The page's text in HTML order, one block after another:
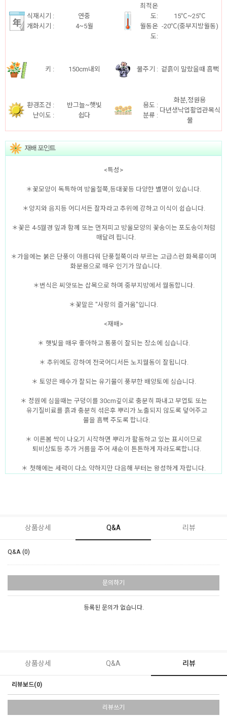
식재시기 :
개화시기 :
연중
4~5월
최적온
도:
월동온
도:
15℃~25℃
-20℃(중부지방월동)
키 : 150cm내외 물주기 : 겉흙이 말랐을때 흠뻑
환경조건 :
난이도 :
반그늘~햇빛
쉽다
용도 :
분류 :
화분,정원용
다년생낙엽활엽관목식
물
<특성>
＊꽃모양이 독특하여 방울철쭉,등대꽃등 다양한 별명이 있습니다.
＊양지와 음지등 어디서든 잘자라고 추위에 강하고 이식이 쉽습니다.
＊꽃은 4-5월경 잎과 함께 또는 먼저피고 방울모양의 꽃송이는 포도송이처럼
매달려 핍니다.
＊가을에는 붉은 단풍이 아름다워 단풍철쭉이라 부르는 고급스런 화목류이며
화분용으로 매우 인기가 많습니다.
＊번식은 씨앗또는 삽목으로 하며 중부지방에서 월동합니다.
＊꽃말은 "사랑의 즐거움"입니다.
<재배>
＊ 햇빛을 매우 좋아하고 통풍이 잘되는 장소에 심습니다.
＊ 추위에도 강하여 전국어디서든 노지월동이 잘됩니다.
＊ 토양은 배수가 잘되는 유기물이 풍부한 배양토에 심습니다.
＊ 정원에 심을때는 구덩이를 30cm깊이로 충분히 파내고 부엽토 또는
유기질비료를 흙과 충분히 섞은후 뿌리가 노출되지 않도록 덮어주고
물을 흠뻑 주도록 합니다.
＊ 이른봄 싹이 나오기 시작하면 뿌리가 활동하고 있는 표시이므로
퇴비상토등 추가 거름을 주어 새순이 튼튼하게 자라도록합니다.
＊ 첫해에는 세력이 다소 약하지만 다음해 부터는 왕성하게 자랍니다.
상품상세 Q&A 리뷰
Q&A (0)
문의하기
등록된 문의가 없습니다.
상품상세 Q&A 리뷰
리뷰보드(0)
리뷰쓰기